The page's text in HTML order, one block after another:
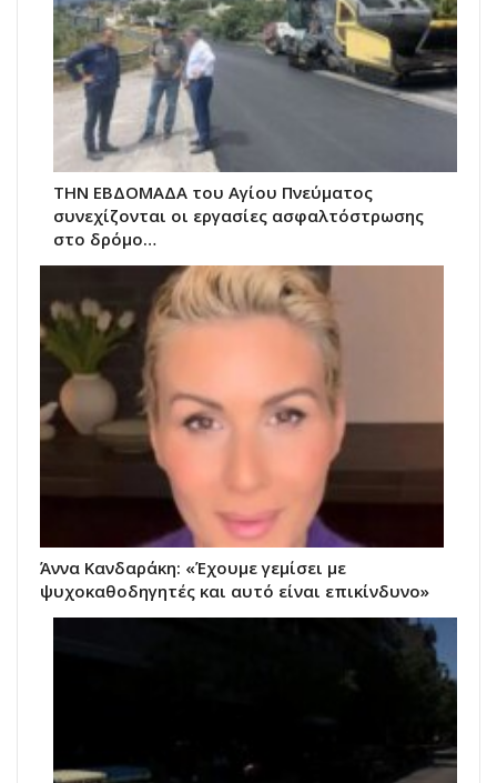
ΤΗΝ ΕΒΔΟΜΑΔΑ του Αγίου Πνεύματος
συνεχίζονται οι εργασίες ασφαλτόστρωσης
στο δρόμο…
Άννα Κανδαράκη: «Έχουμε γεμίσει με
ψυχοκαθοδηγητές και αυτό είναι επικίνδυνο»